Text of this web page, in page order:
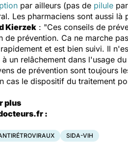
par ailleurs (pas de pilule
Les pharmaciens sont aussi
Kierzek : "Ces conseils de
de prévention. Ca ne marche
et est bien suivi. Il
un relâchement dans l'usage du
de prévention sont toujours
cas le dispositif du traitement
plus
:
SIDA-VIH